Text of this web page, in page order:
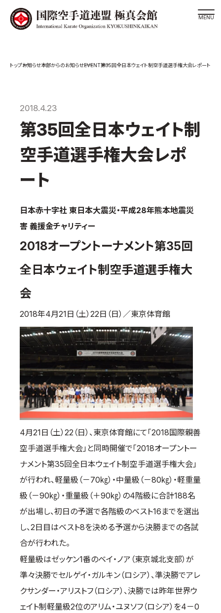
大山倍達総裁 紹介
松井章奎館長 紹介
極真の歴史
役員紹介
お知らせ
本部からのお知らせ
公式記録
試合規則
入門のご案内
青少年部・保護者の方へ
一般の部・壮年部の方
会員制度
取材のお申し込み
よくある質問
本サイトについて
プライバシーポリシー
サイトマップ
Language
English
お知らせ本部からのお知らせEVENT第35回全日本ウェイト制空手道選手権大会レポート
2018.4.23
第35回全日本ウェイト制
空手道選手権大会レポ
ート
日本赤十字社 東日本大震災・平成28年熊本地震災
害 義援金チャリティー
2018オープントーナメント第35回
全日本ウェイト制空手道選手権大
会
2018年4月21日（土）22日（日）／東京体育館
4月21日（土）22（日）、東京体育館にて「2018国際親善
空手道選手権大会」と同時開催で「2018オープントー
ナメント第35回全日本ウェイト制空手道選手権大会」
が行われ、軽量級（－70㎏）・中量級（－80㎏）・軽重量
級（－90㎏）・重量級（＋90㎏）の4階級に合計188名
が出場し、初日の予選で各階級のベスト16までを選出
し、2日目はベスト8を決める予選から決勝までの各試
合が行われた。
軽量級はゼッケン1番のベイ・ノア（東京城北支部）が
準々決勝でセルゲイ・ガルキン（ロシア）、準決勝でアレ
クサンダー・アリストフ（ロシア）、決勝では昨年世界ウ
ェイト制軽量級2位のアリム・ユヌソフ（ロシア）を4－0